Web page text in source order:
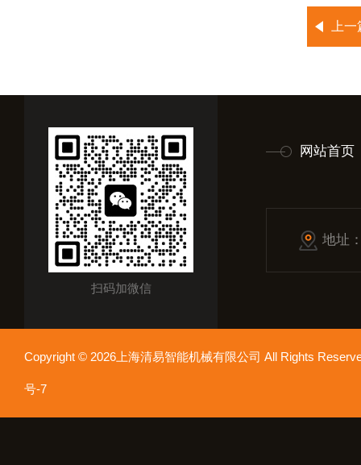
上
扫码加微信
网站首页
地址
Copyright © 2026上海清易智能机械有限公司 All Rights
号-7